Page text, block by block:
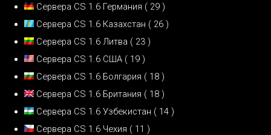
Сервера CS 1.6 Германия ( 29 )
Сервера CS 1.6 Казахстан ( 26 )
Сервера CS 1.6 Литва ( 23 )
Сервера CS 1.6 США ( 19 )
Сервера CS 1.6 Болгария ( 18 )
Сервера CS 1.6 Британия ( 18 )
Сервера CS 1.6 Узбекистан ( 14 )
Сервера CS 1.6 Чехия ( 11 )